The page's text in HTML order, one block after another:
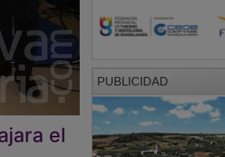
el
PUBLICIDAD